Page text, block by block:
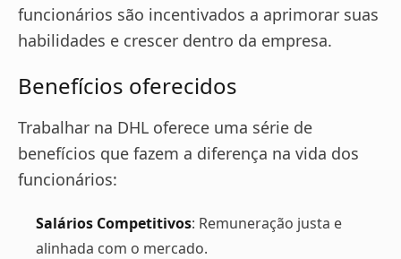
funcionários são incentivados a aprimorar suas
habilidades e crescer dentro da empresa.
Benefícios oferecidos
Trabalhar na DHL oferece uma série de
benefícios que fazem a diferença na vida dos
funcionários:
Salários Competitivos: Remuneração justa e
alinhada com o mercado.